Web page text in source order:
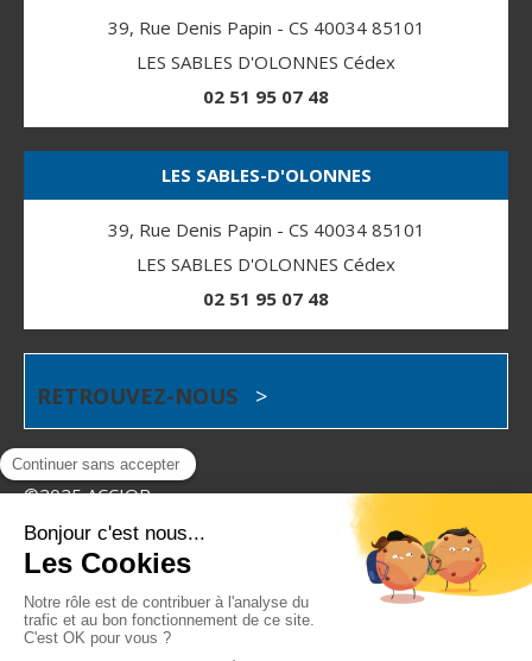
39, Rue Denis Papin - CS 40034 85101
LES SABLES D'OLONNES Cédex
02 51 95 07 48
LES SABLES-D'OLONNES
39, Rue Denis Papin - CS 40034 85101
LES SABLES D'OLONNES Cédex
02 51 95 07 48
RETROUVEZ-NOUS >
©2025 ACCIOR
Mentions légales